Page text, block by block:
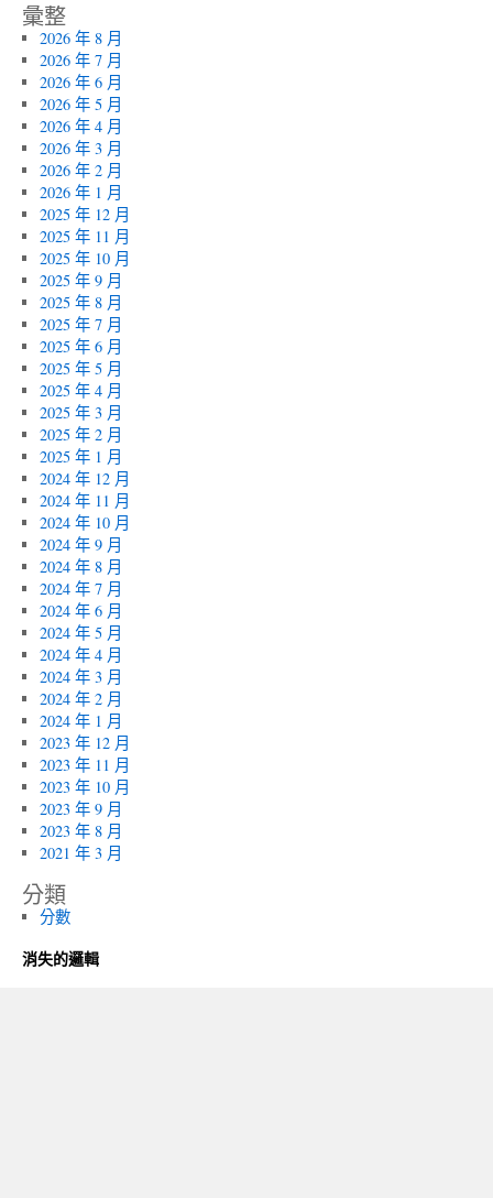
彙整
2026 年 8 月
2026 年 7 月
2026 年 6 月
2026 年 5 月
2026 年 4 月
2026 年 3 月
2026 年 2 月
2026 年 1 月
2025 年 12 月
2025 年 11 月
2025 年 10 月
2025 年 9 月
2025 年 8 月
2025 年 7 月
2025 年 6 月
2025 年 5 月
2025 年 4 月
2025 年 3 月
2025 年 2 月
2025 年 1 月
2024 年 12 月
2024 年 11 月
2024 年 10 月
2024 年 9 月
2024 年 8 月
2024 年 7 月
2024 年 6 月
2024 年 5 月
2024 年 4 月
2024 年 3 月
2024 年 2 月
2024 年 1 月
2023 年 12 月
2023 年 11 月
2023 年 10 月
2023 年 9 月
2023 年 8 月
2021 年 3 月
分類
分數
消失的邏輯